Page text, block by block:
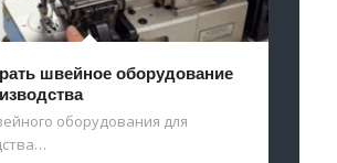
швейное оборудование
оборудования для